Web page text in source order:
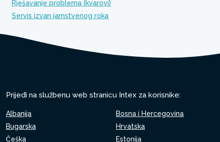
Rješavanje problema (kvarovi)
Servis izvan jamstvenog roka
Prijeđi na službenu web stranicu Intex za korisnike:
Albanija
Bosna i Hercegovina
Bugarska
Hrvatska
Češka
Estonija